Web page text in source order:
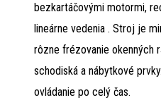
bezkartáčovými motormi,
lineárne vedenia . Stroj je
rôzne frézovanie okenných
schodiská a nábytkové
ovládanie po celý čas.